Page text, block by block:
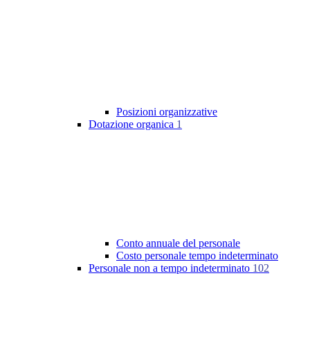
Posizioni organizzative
Dotazione organica 1
Conto annuale del personale
Costo personale tempo indeterminato
Personale non a tempo indeterminato 102